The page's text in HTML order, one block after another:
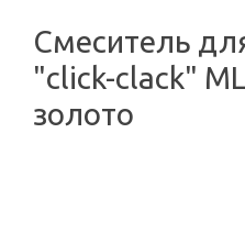
Смеситель
"click-clack"
золото